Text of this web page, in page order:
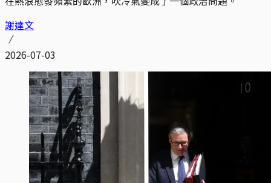
謝達文
2026-07-03